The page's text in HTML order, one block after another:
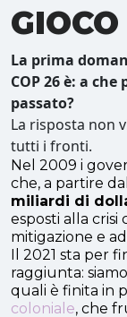
GIOCO
La prima
COP 26 è: a
passato?
La risposta non
tutti i fronti.
Nel 2009 i
che, a partire
miliardi di
esposti alla
mitigazione e
Il 2021 sta per
raggiunta:
quali è finita in
coloniale, che